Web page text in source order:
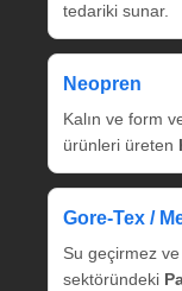
tedariki sunar.
Neopren
Kalın ve form
ürünleri üreten
Gore‑Tex /
Su geçirmez
sektöründeki